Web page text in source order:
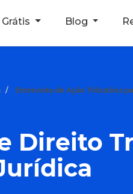
Blog
Entrevista de Ação Tributária
Direito